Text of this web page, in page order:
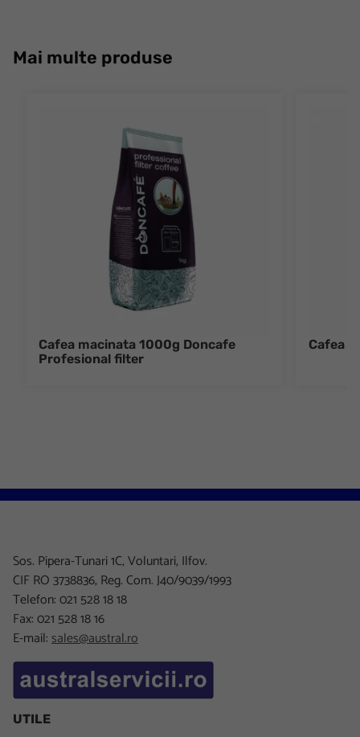
Mai multe produse
Cafea macinata 1000g Doncafe
Profesional filter
Cafea
Sos. Pipera-Tunari 1C, Voluntari, Ilfov.
CIF RO 3738836, Reg. Com. J40/9039/1993
Telefon: 021 528 18 18
Fax: 021 528 18 16
E-mail:sales@austral.ro
UTILE